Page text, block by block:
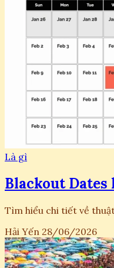
Là gì
Blackout Dates
Tìm hiểu chi tiết về
Hải Yến 28/06/2026